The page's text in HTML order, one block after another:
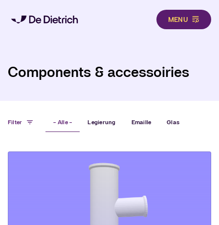
MENU
Components & accessoiries
Filter - Alle - Legierung Emaille Glas